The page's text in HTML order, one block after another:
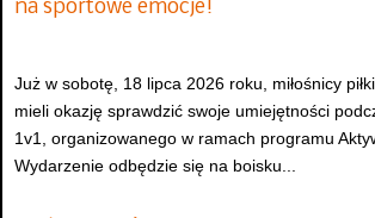
na sportowe emocje!
Już w sobotę, 18 lipca 2026 roku, miłośnicy
mieli okazję sprawdzić swoje umiejętności
1v1, organizowanego w ramach programu
Wydarzenie odbędzie się na boisku...